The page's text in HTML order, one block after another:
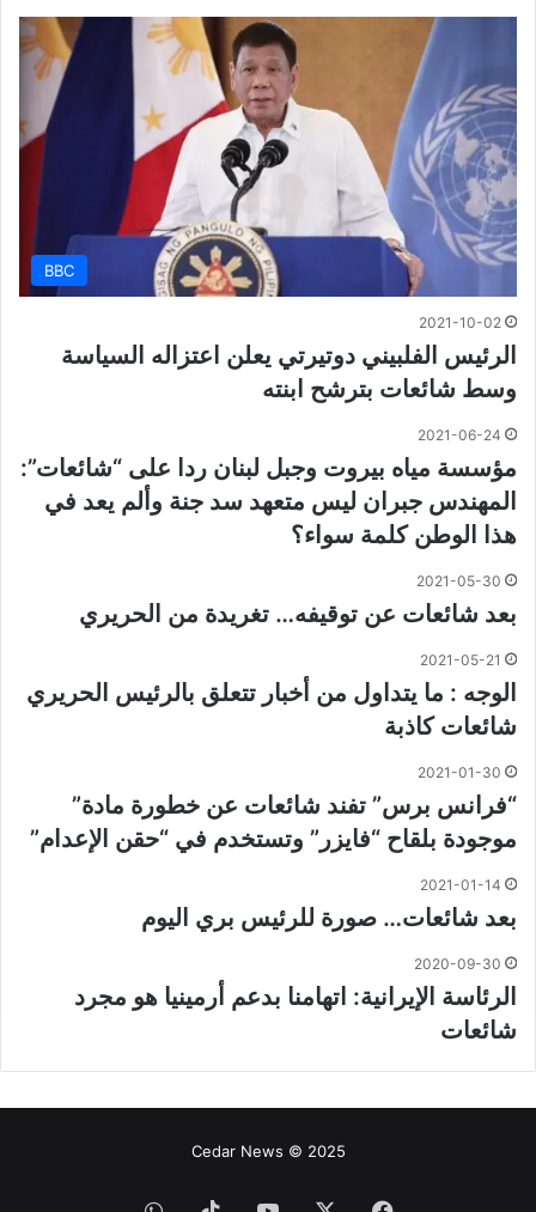
BBC
2021-10-02
الرئيس الفلبيني دوتيرتي يعلن اعتزاله السياسة
وسط شائعات بترشح ابنته
2021-06-24
مؤسسة مياه بيروت وجبل لبنان ردا على “شائعات”:
المهندس جبران ليس متعهد سد جنة وألم يعد في
هذا الوطن كلمة سواء؟
2021-05-30
بعد شائعات عن توقيفه… تغريدة من الحريري
2021-05-21
الوجه : ما يتداول من أخبار تتعلق بالرئيس الحريري
شائعات كاذبة
2021-01-30
“فرانس برس” تفند شائعات عن خطورة مادة”
موجودة بلقاح “فايزر” وتستخدم في “حقن الإعدام”
2021-01-14
بعد شائعات… صورة للرئيس بري اليوم
2020-09-30
الرئاسة الإيرانية: اتهامنا بدعم أرمينيا هو مجرد
شائعات
Cedar News © 2025